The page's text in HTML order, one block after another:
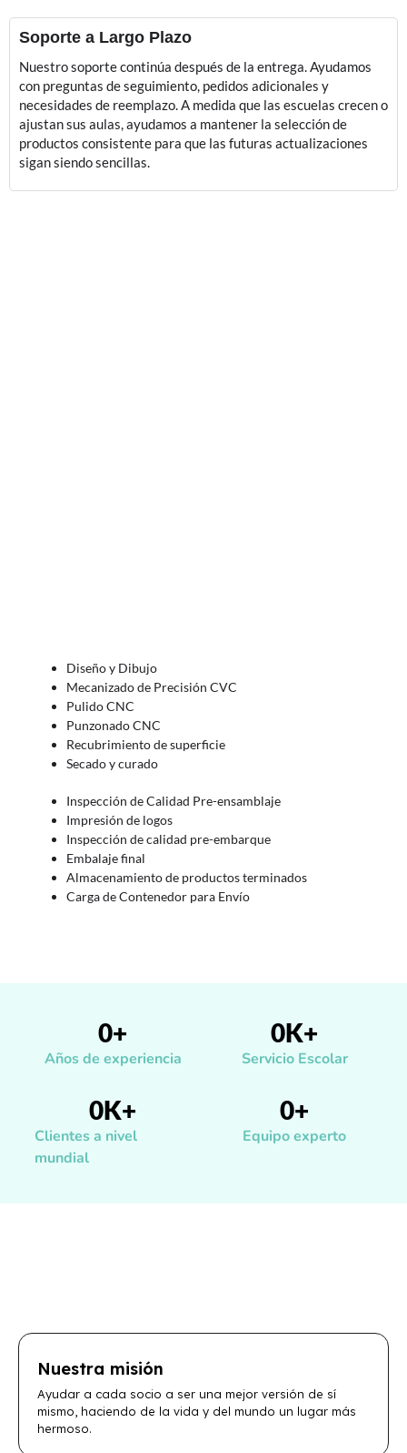
Soporte a Largo Plazo
Nuestro soporte continúa después de la entrega. Ayudamos
con preguntas de seguimiento, pedidos adicionales y
necesidades de reemplazo. A medida que las escuelas crecen o
ajustan sus aulas, ayudamos a mantener la selección de
productos consistente para que las futuras actualizaciones
sigan siendo sencillas.
Diseño y Dibujo
Mecanizado de Precisión CVC
Pulido CNC
Punzonado CNC
Recubrimiento de superficie
Secado y curado
Inspección de Calidad Pre-ensamblaje
Impresión de logos
Inspección de calidad pre-embarque
Embalaje final
Almacenamiento de productos terminados
Carga de Contenedor para Envío
Años de experiencia
0+
Servicio Escolar
0K+
Clientes a nivel
mundial
0K+
Equipo experto
0+
Nuestra misión
Ayudar a cada socio a ser una mejor versión de sí
mismo, haciendo de la vida y del mundo un lugar más
hermoso.